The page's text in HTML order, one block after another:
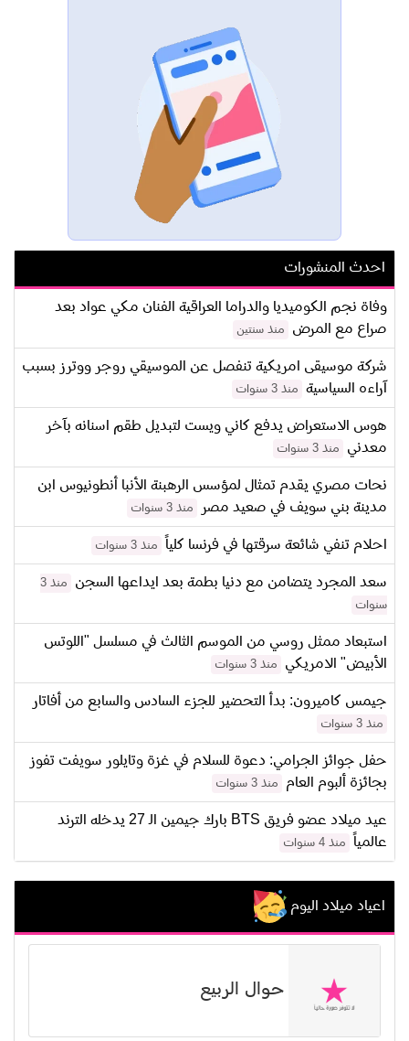
احدث المنشورات
وفاة نجم الكوميديا والدراما العراقية الفنان مكي عواد بعد
صراع مع المرض
منذ سنتين
شركة موسيقى امريكية تنفصل عن الموسيقي روجر ووترز بسبب
آراءه السياسية
منذ 3 سنوات
هوس الاستعراض يدفع كاني ويست لتبديل طقم اسنانه بآخر
معدني
منذ 3 سنوات
نحات مصري يقدم تمثال لمؤسس الرهبنة الأنبا أنطونيوس ابن
مدينة بني سويف في صعيد مصر
منذ 3 سنوات
احلام تنفي شائعة سرقتها في فرنسا كلياً منذ 3 سنوات
سعد المجرد يتضامن مع دنيا بطمة بعد ايداعها السجن
منذ 3
سنوات
استبعاد ممثل روسي من الموسم الثالث في مسلسل "اللوتس
الأبيض" الامريكي
منذ 3 سنوات
جيمس كاميرون: بدأ التحضير للجزء السادس والسابع من أفاتار
منذ 3 سنوات
حفل جوائز الجرامي: دعوة للسلام في غزة وتايلور سويفت تفوز
بجائزة ألبوم العام
منذ 3 سنوات
عيد ميلاد عضو فريق BTS بارك جيمين الـ 27 يدخله الترند
عالمياً
منذ 4 سنوات
اعياد ميلاد اليوم
حوال الربيع